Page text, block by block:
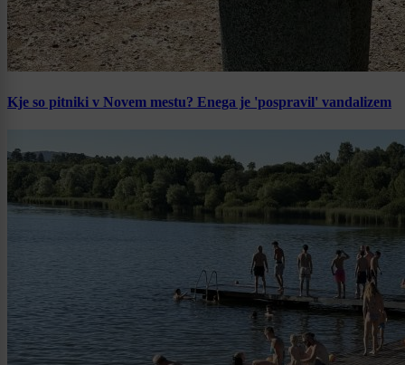
Kje so pitniki v Novem mestu? Enega je 'pospravil' vandalizem